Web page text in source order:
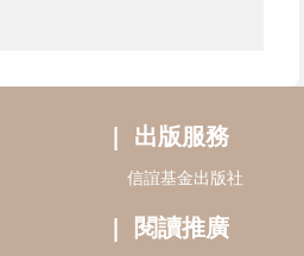
出版服務
信誼基金出版社
閱讀推廣